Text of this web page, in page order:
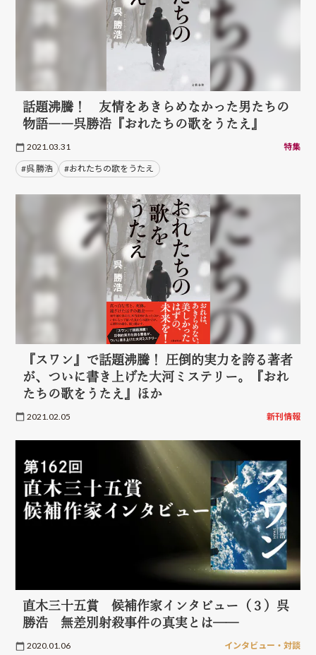
話題沸騰！ 友情をあきらめなかった男たちの
物語――呉勝浩『おれたちの歌をうたえ』
2021.03.31 特集
#呉 勝浩 #おれたちの歌をうたえ
『スワン』で話題沸騰！ 圧倒的実力を誇る著者
が、ついに書き上げた大河ミステリー。『おれ
たちの歌をうたえ』ほか
2021.02.05 新刊情報
直木三十五賞 候補作家インタビュー（３）呉
勝浩 無差別射殺事件の真実とは──
2020.01.06 インタビュー・対談